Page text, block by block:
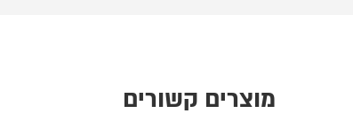
מוצרים קשורים